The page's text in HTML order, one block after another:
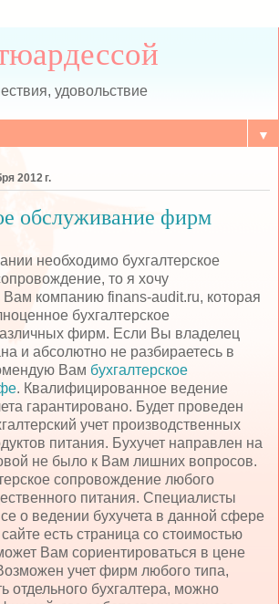
удовольствие
▼
2012 г.
обслуживание фирм
необходимо бухгалтерское
то я хочу
Вам компанию finans-audit.ru, которая
бухгалтерское
фирм. Если Вы владелец
и абсолютно не разбираетесь в
Вам бухгалтерское
. Квалифицированное ведение
гарантировано. Будет проведен
учет производственных
питания. Бухучет направлен на
не было к Вам лишних вопросов.
сопровождение любого
питания. Специалисты
о ведении бухучета в данной сфере
есть страница со стоимостью
Вам сориентироваться в цене
учет фирм любого типа,
отдельного бухгалтера, можно